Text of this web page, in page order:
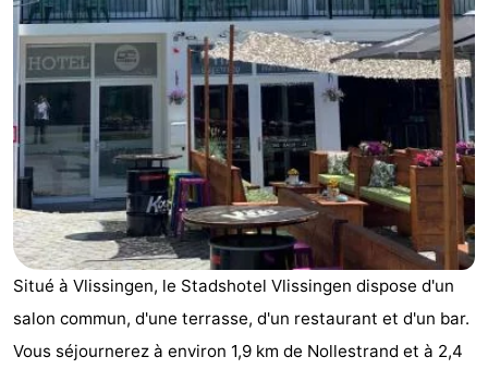
-
Duinzicht
Galgewei
-
Noordzee
Resort
Vlissingen
-
Strandpark
Zeeland
-
Vebenabos
Westduin
Hôtels
Situé à Vlissingen, le Stadshotel Vlissingen dispose d'un
salon commun, d'une terrasse, d'un restaurant et d'un bar.
Vous séjournerez à environ 1,9 km de Nollestrand et à 2,4